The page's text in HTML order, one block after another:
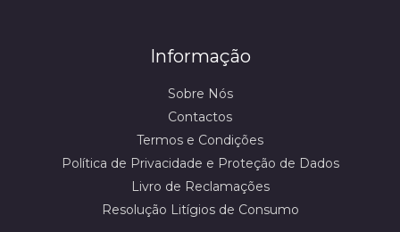
Informação
Sobre Nós
Contactos
Termos e Condições
Política de Privacidade e Proteção de Dados
Livro de Reclamações
Resolução Litígios de Consumo